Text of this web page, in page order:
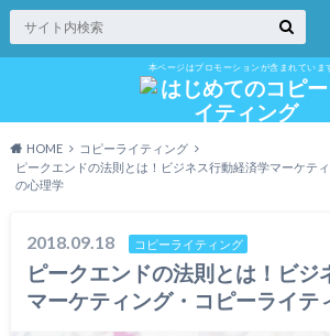
本ページはプロモーションが含まれていま
HOME
コピーライティング
ピークエンドの法則とは！ビジネス行動経済学マーケテ
の心理学
2018.09.18 コピーライティング
ピークエンドの法則とは！ビジ
マーケティング・コピーライテ